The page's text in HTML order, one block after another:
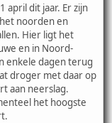
april dit jaar. Er zijn
noorden en
Hier ligt het
en in Noord-
enkele dagen terug
droger met daar op
aan neerslag.
het hoogste